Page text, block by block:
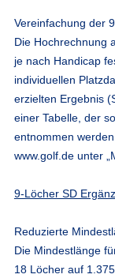
Vereinfachung der
Die Hochrechnung
je nach Handicap
individuellen
erzielten Ergebnis
einer Tabelle, der
entnommen
www.golf.de unter
9-Löcher SD
Reduzierte
Die Mindestlänge
18 Löcher auf